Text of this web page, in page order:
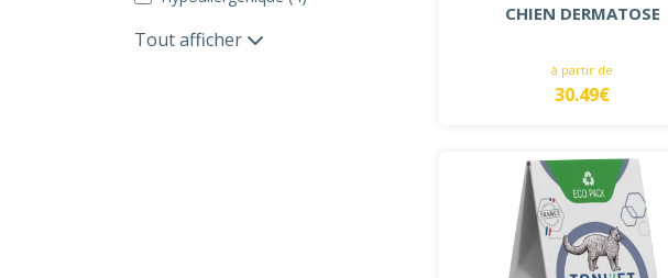
Tout afficher
CHIEN DERMATOSE
à partir de
30.49€